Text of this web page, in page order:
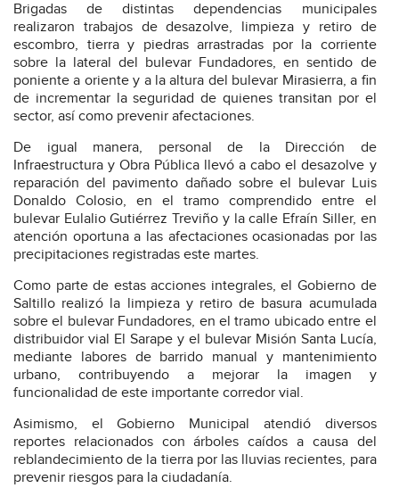
Brigadas de distintas dependencias municipales
realizaron trabajos de desazolve, limpieza y retiro de
escombro, tierra y piedras arrastradas por la corriente
sobre la lateral del bulevar Fundadores, en sentido de
poniente a oriente y a la altura del bulevar Mirasierra, a fin
de incrementar la seguridad de quienes transitan por el
sector, así como prevenir afectaciones.
De igual manera, personal de la Dirección de
Infraestructura y Obra Pública llevó a cabo el desazolve y
reparación del pavimento dañado sobre el bulevar Luis
Donaldo Colosio, en el tramo comprendido entre el
bulevar Eulalio Gutiérrez Treviño y la calle Efraín Siller, en
atención oportuna a las afectaciones ocasionadas por las
precipitaciones registradas este martes.
Como parte de estas acciones integrales, el Gobierno de
Saltillo realizó la limpieza y retiro de basura acumulada
sobre el bulevar Fundadores, en el tramo ubicado entre el
distribuidor vial El Sarape y el bulevar Misión Santa Lucía,
mediante labores de barrido manual y mantenimiento
urbano, contribuyendo a mejorar la imagen y
funcionalidad de este importante corredor vial.
Asimismo, el Gobierno Municipal atendió diversos
reportes relacionados con árboles caídos a causa del
reblandecimiento de la tierra por las lluvias recientes, para
prevenir riesgos para la ciudadanía.